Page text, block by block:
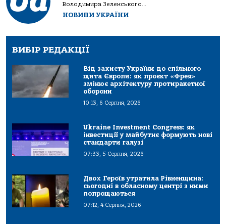
Володимира Зеленського...
НОВИНИ УКРАЇНИ
ВИБІР РЕДАКЦІЇ
Від захисту України до спільного
щита Європи: як проєкт «Фрея»
змінює архітектуру протиракетної
оборони
10:13, 6 Серпня, 2026
Ukraine Investment Congress: як
інвестиції у майбутнє формують нові
стандарти галузі
07:33, 5 Серпня, 2026
Двох Героїв утратила Рівненщина:
сьогодні в обласному центрі з ними
попрощаються
07:12, 4 Серпня, 2026